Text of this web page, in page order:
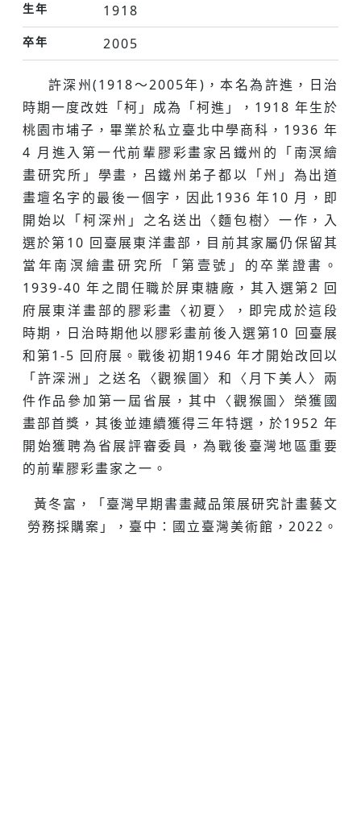
生年
1918
卒年 2005
許深州(1918〜2005年)，本名為許進，日治
時期一度改姓「柯」成為「柯進」，1918 年生於
桃園市埔子，畢業於私立臺北中學商科，1936 年
4 月進入第一代前輩膠彩畫家呂鐵州的「南溟繪
畫研究所」學畫，呂鐵州弟子都以「州」為出道
畫壇名字的最後一個字，因此1936 年10 月，即
開始以「柯深州」之名送出〈麵包樹〉一作，入
選於第10 回臺展東洋畫部，目前其家屬仍保留其
當年南溟繪畫研究所「第壹號」的卒業證書。
1939-40 年之間任職於屏東糖廠，其入選第2 回
府展東洋畫部的膠彩畫〈初夏〉，即完成於這段
時期，日治時期他以膠彩畫前後入選第10 回臺展
和第1-5 回府展。戰後初期1946 年才開始改回以
「許深洲」之送名〈觀猴圖〉和〈月下美人〉兩
件作品參加第一屆省展，其中〈觀猴圖〉榮獲國
畫部首獎，其後並連續獲得三年特選，於1952 年
開始獲聘為省展評審委員，為戰後臺灣地區重要
的前輩膠彩畫家之一。
黃冬富，「臺灣早期書畫藏品策展研究計畫藝文
勞務採購案」，臺中：國立臺灣美術館，2022。